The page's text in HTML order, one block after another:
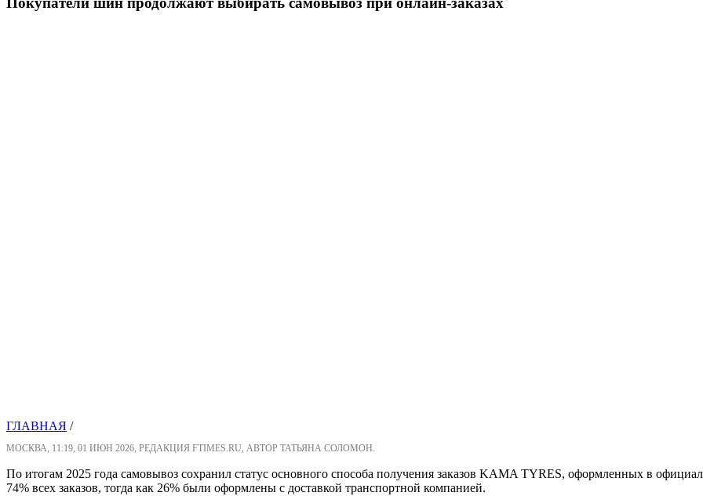
ГЛАВНАЯ /
МОСКВА, 11:19, 01 ИЮН 2026, РЕДАКЦИЯ FTIMES.RU, АВТОР ТАТЬЯНА СОЛОМОН.
По итогам 2025 года самовывоз сохранил статус основного способа получения заказов KAMA TYRES, оформленных в
74% всех заказов, тогда как 26% были оформлены с доставкой транспортной компанией.